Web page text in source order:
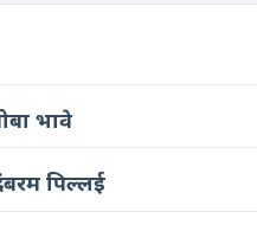
भावे
पिल्लई